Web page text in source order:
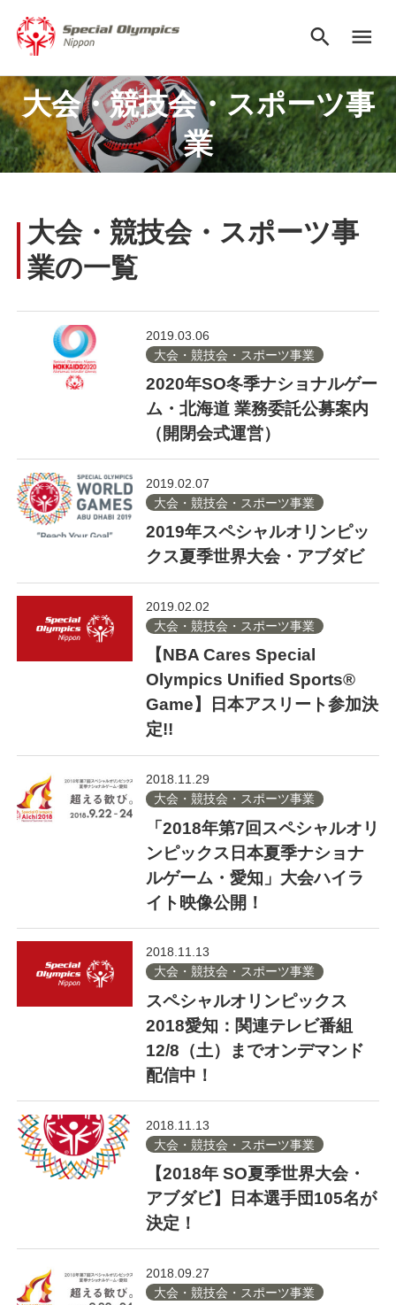
search menu
大会・競技会・スポーツ事
業
大会・競技会・スポーツ事
業の一覧
2019.03.06
大会・競技会・スポーツ事業
2020年SO冬季ナショナルゲー
ム・北海道 業務委託公募案内
（開閉会式運営）
2019.02.07
大会・競技会・スポーツ事業
2019年スペシャルオリンピッ
クス夏季世界大会・アブダビ
2019.02.02
大会・競技会・スポーツ事業
【NBA Cares Special
Olympics Unified Sports®
Game】日本アスリート参加決
定!!
2018.11.29
大会・競技会・スポーツ事業
「2018年第7回スペシャルオリ
ンピックス日本夏季ナショナ
ルゲーム・愛知」大会ハイラ
イト映像公開！
2018.11.13
大会・競技会・スポーツ事業
スペシャルオリンピックス
2018愛知：関連テレビ番組
12/8（土）までオンデマンド
配信中！
2018.11.13
大会・競技会・スポーツ事業
【2018年 SO夏季世界大会・
アブダビ】日本選手団105名が
決定！
2018.09.27
大会・競技会・スポーツ事業